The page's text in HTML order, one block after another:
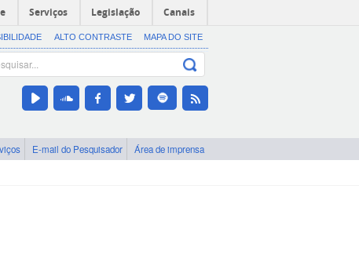
Serviços Legislação Canais
ALTO CONTRASTE MAPA DO SITE
E-mail do Pesquisador Área de imprensa